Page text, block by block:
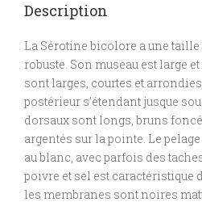
Description
La Sérotine bicolore a une
robuste. Son museau est large
sont larges, courtes et
postérieur s’étendant jusque
dorsaux sont longs, bruns
argentés sur la pointe. Le
au blanc, avec parfois des
poivre et sel est caractéristique
les membranes sont noires